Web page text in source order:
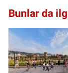
Bunlar da